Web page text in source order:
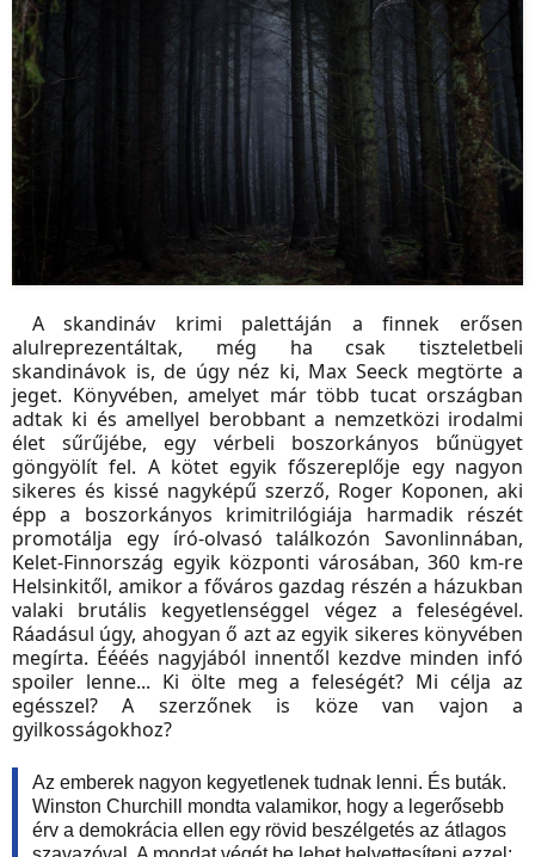
A skandináv krimi palettáján a finnek erősen
alulreprezentáltak, még ha csak tiszteletbeli
skandinávok is, de úgy néz ki, Max Seeck megtörte a
jeget. Könyvében, amelyet már több tucat országban
adtak ki és amellyel berobbant a nemzetközi irodalmi
élet sűrűjébe, egy vérbeli boszorkányos bűnügyet
göngyölít fel. A kötet egyik főszereplője egy nagyon
sikeres és kissé nagyképű szerző, Roger Koponen, aki
épp a boszorkányos krimitrilógiája harmadik részét
promotálja egy író-olvasó találkozón Savonlinnában,
Kelet-Finnország egyik központi városában, 360 km-re
Helsinkitől, amikor a főváros gazdag részén a házukban
valaki brutális kegyetlenséggel végez a feleségével.
Ráadásul úgy, ahogyan ő azt az egyik sikeres könyvében
megírta. Éééés nagyjából innentől kezdve minden infó
spoiler lenne... Ki ölte meg a feleségét? Mi célja az
egésszel? A szerzőnek is köze van vajon a
gyilkosságokhoz?
Az emberek nagyon kegyetlenek tudnak lenni. És buták.
Winston Churchill mondta valamikor, hogy a legerősebb
érv a demokrácia ellen egy rövid beszélgetés az átlagos